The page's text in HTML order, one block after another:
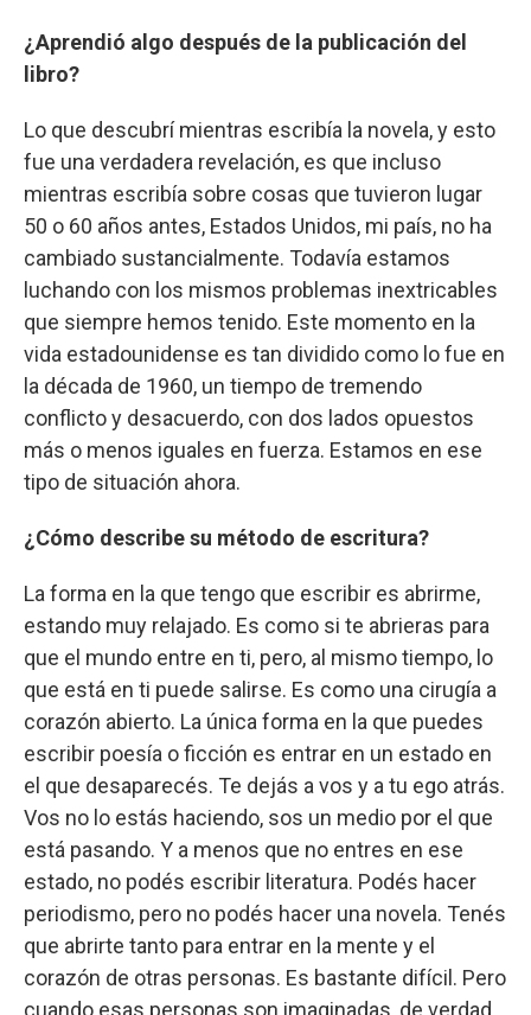
¿Aprendió algo después de la publicación del
libro?
Lo que descubrí mientras escribía la novela, y esto
fue una verdadera revelación, es que incluso
mientras escribía sobre cosas que tuvieron lugar
50 o 60 años antes, Estados Unidos, mi país, no ha
cambiado sustancialmente. Todavía estamos
luchando con los mismos problemas inextricables
que siempre hemos tenido. Este momento en la
vida estadounidense es tan dividido como lo fue en
la década de 1960, un tiempo de tremendo
conflicto y desacuerdo, con dos lados opuestos
más o menos iguales en fuerza. Estamos en ese
tipo de situación ahora.
¿Cómo describe su método de escritura?
La forma en la que tengo que escribir es abrirme,
estando muy relajado. Es como si te abrieras para
que el mundo entre en ti, pero, al mismo tiempo, lo
que está en ti puede salirse. Es como una cirugía a
corazón abierto. La única forma en la que puedes
escribir poesía o ficción es entrar en un estado en
el que desaparecés. Te dejás a vos y a tu ego atrás.
Vos no lo estás haciendo, sos un medio por el que
está pasando. Y a menos que no entres en ese
estado, no podés escribir literatura. Podés hacer
periodismo, pero no podés hacer una novela. Tenés
que abrirte tanto para entrar en la mente y el
corazón de otras personas. Es bastante difícil. Pero
cuando esas personas son imaginadas, de verdad